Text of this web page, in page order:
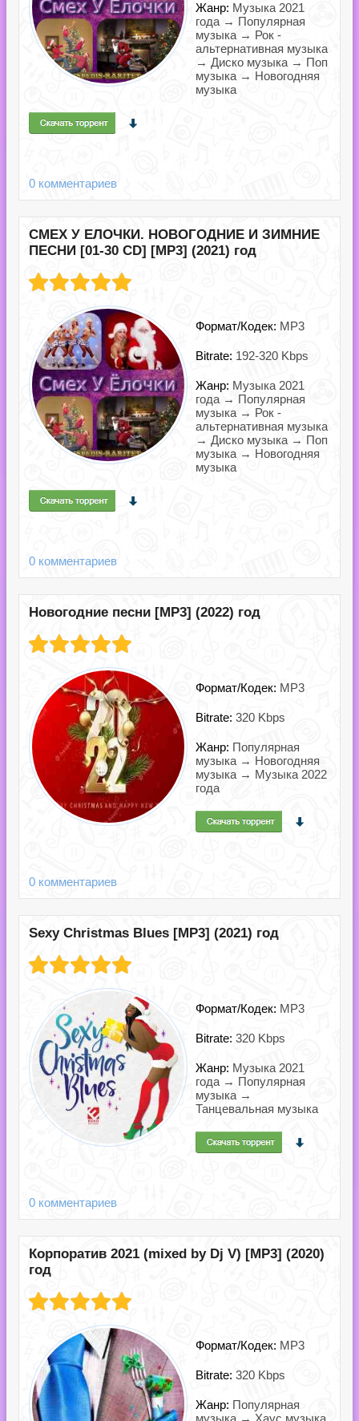
Жанр: Музыка 2021
года → Популярная
музыка → Рок -
альтернативная музыка
→ Диско музыка → Поп
музыка → Новогодняя
музыка
0 комментариев
СМЕХ У ЕЛОЧКИ. НОВОГОДНИЕ И ЗИМНИЕ
ПЕСНИ [01-30 CD] [MP3] (2021) год
Формат/Кодек: MP3
Bitrate: 192-320 Kbps
Жанр: Музыка 2021
года → Популярная
музыка → Рок -
альтернативная музыка
→ Диско музыка → Поп
музыка → Новогодняя
музыка
0 комментариев
Новогодние песни [MP3] (2022) год
Формат/Кодек: MP3
Bitrate: 320 Kbps
Жанр: Популярная
музыка → Новогодняя
музыка → Музыка 2022
года
0 комментариев
Sexy Christmas Blues [MP3] (2021) год
Формат/Кодек: MP3
Bitrate: 320 Kbps
Жанр: Музыка 2021
года → Популярная
музыка →
Танцевальная музыка
0 комментариев
Корпоратив 2021 (mixed by Dj V) [MP3] (2020)
год
Формат/Кодек: MP3
Bitrate: 320 Kbps
Жанр: Популярная
музыка → Хаус музыка